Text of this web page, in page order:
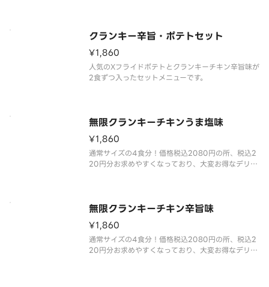
クランキー辛旨・ポテトセット
¥1,860
人気のXフライドポテトとクランキーチキン辛旨味が
2食ずつ入ったセットメニューです。
無限クランキーチキンうま塩味
¥1,860
通常サイズの4食分！価格税込2080円の所、税込2
20円分お求めやすくなっており、大変お得なデリバ
無限クランキーチキン辛旨味
¥1,860
通常サイズの4食分！価格税込2080円の所、税込2
20円分お求めやすくなっており、大変お得なデリバ